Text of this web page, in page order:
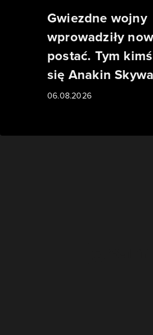
Gwiezdne wojny
wprowadziły
postać. Tym
się Anakin
06.08.2026